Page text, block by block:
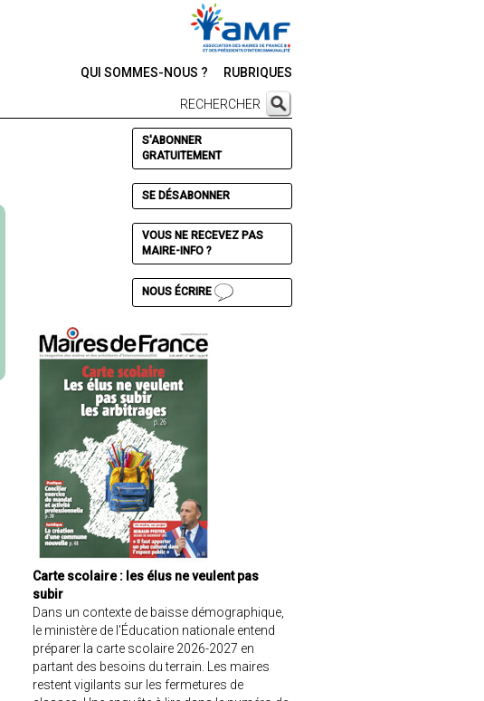
QUI SOMMES-NOUS ? RUBRIQUES
RECHERCHER
S'ABONNER
GRATUITEMENT
SE DÉSABONNER
VOUS NE RECEVEZ PAS
MAIRE-INFO ?
NOUS ÉCRIRE
Carte scolaire : les élus ne veulent pas
subir
Dans un contexte de baisse démographique,
le ministère de l'Éducation nationale entend
préparer la carte scolaire 2026-2027 en
partant des besoins du terrain. Les maires
restent vigilants sur les fermetures de